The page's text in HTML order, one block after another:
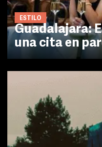
ESTILO
Guadalajara:
una cita en